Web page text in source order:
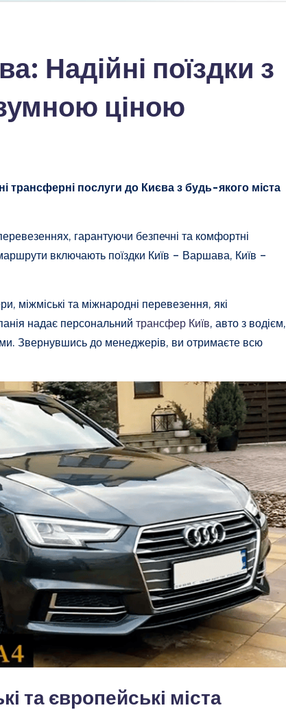
Надійні поїздки з
ціною
трансферні послуги до Києва з будь-якого міста
гарантуючи безпечні та комфортні
включають поїздки Київ – Варшава, Київ –
міжміські та міжнародні перевезення, які
надає персональний трансфер Київ, авто з водієм,
Звернувшись до менеджерів, ви отримаєте всю
та європейські міста